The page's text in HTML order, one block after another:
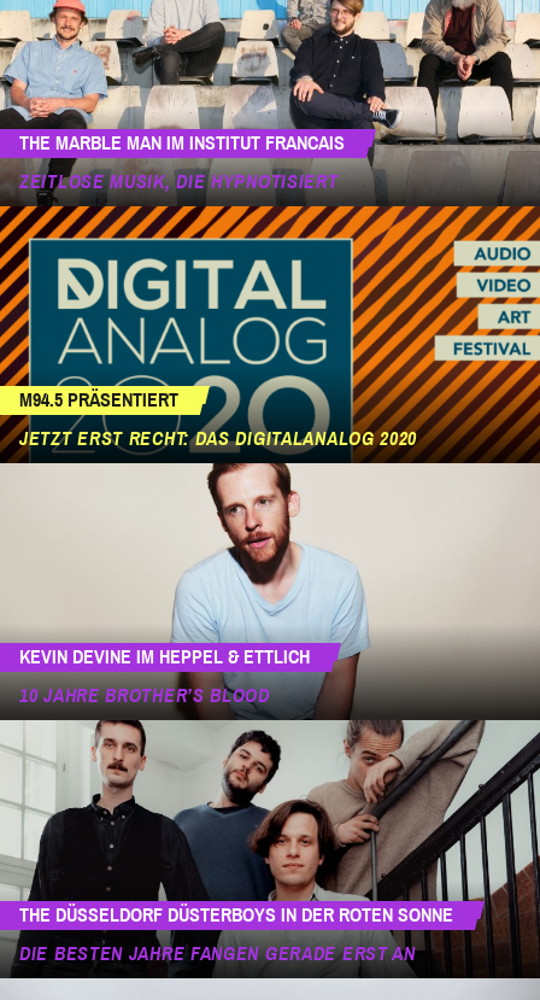
THE MARBLE MAN IM INSTITUT FRANCAIS
ZEITLOSE MUSIK, DIE HYPNOTISIERT
M94.5 PRÄSENTIERT
JETZT ERST RECHT: DAS DIGITALANALOG 2020
KEVIN DEVINE IM HEPPEL & ETTLICH
10 JAHRE BROTHER’S BLOOD
THE DÜSSELDORF DÜSTERBOYS IN DER ROTEN SONNE
DIE BESTEN JAHRE FANGEN GERADE ERST AN